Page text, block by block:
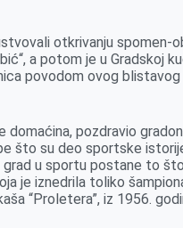
otkrivanju spomen-
a potom je u Gradskoj
povodom ovog
domaćina, pozdravio
što su deo sportske
grad u sportu postane to
je iznedrila toliko
“Proletera”, iz 1956.